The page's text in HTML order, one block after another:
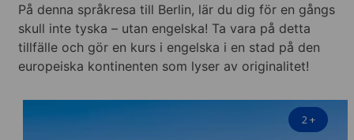
På denna språkresa till Berlin, lär du dig för en gångs
skull inte tyska – utan engelska! Ta vara på detta
tillfälle och gör en kurs i engelska i en stad på den
europeiska kontinenten som lyser av originalitet!
2+